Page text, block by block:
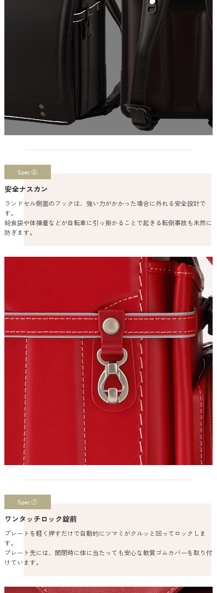
Spec ⑥
安全ナスカン
ランドセル側面のフックは、強い力がかかった場合に外れる安全設計で
す。
給食袋や体操着などが自転車に引っ掛かることで起きる転倒事故も未然に
防ぎます。
Spec ⑦
ワンタッチロック錠前
プレートを軽く押すだけで自動的にツマミがクルッと回ってロックしま
す。
プレート先には、開閉時に体に当たっても安心な軟質ゴムカバーを取り付
けています。